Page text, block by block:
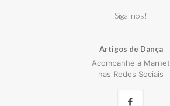
Siga-nos!
Artigos de Dança
Acompanhe a Marnet
nas Redes Sociais